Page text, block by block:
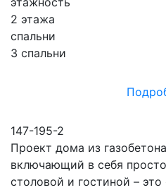
2 этажа
спальни
3 спальни
147-195-2
Проект дома из
включающий в себя
столовой и гостиной –